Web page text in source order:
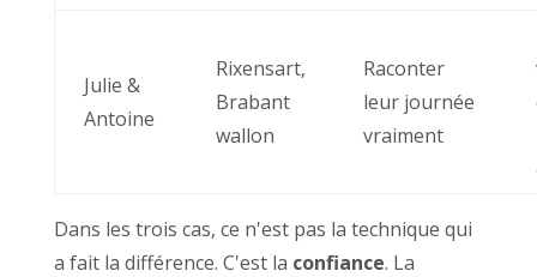
Julie &
Antoine
Rixensart,
Brabant
wallon
Raconter
leur journée
vraiment
Dans les trois cas, ce n'est pas la technique qui
a fait la différence. C'est la confiance. La